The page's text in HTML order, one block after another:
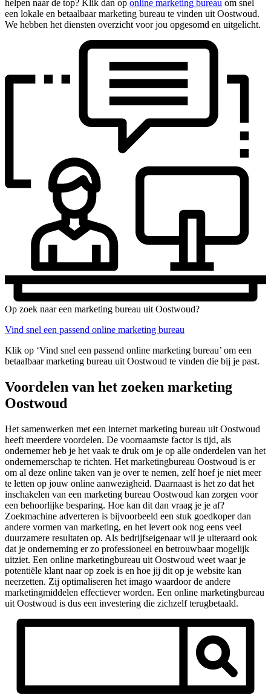
helpen naar de top? Klik dan op online marketing bureau om snel
een lokale en betaalbaar marketing bureau te vinden uit Oostwoud.
We hebben het diensten overzicht voor jou opgesomd en uitgelicht.
Op zoek naar een marketing bureau uit Oostwoud?
Vind snel een passend online marketing bureau
Klik op ‘Vind snel een passend online marketing bureau’ om een
betaalbaar marketing bureau uit Oostwoud te vinden die bij je past.
Voordelen van het zoeken marketing
Oostwoud
Het samenwerken met een internet marketing bureau uit Oostwoud
heeft meerdere voordelen. De voornaamste factor is tijd, als
ondernemer heb je het vaak te druk om je op alle onderdelen van het
ondernemerschap te richten. Het marketingbureau Oostwoud is er
om al deze online taken van je over te nemen, zelf hoef je niet meer
te letten op jouw online aanwezigheid. Daarnaast is het zo dat het
inschakelen van een marketing bureau Oostwoud kan zorgen voor
een behoorlijke besparing. Hoe kan dit dan vraag je je af?
Zoekmachine adverteren is bijvoorbeeld een stuk goedkoper dan
andere vormen van marketing, en het levert ook nog eens veel
duurzamere resultaten op. Als bedrijfseigenaar wil je uiteraard ook
dat je onderneming er zo professioneel en betrouwbaar mogelijk
uitziet. Een online marketingbureau uit Oostwoud weet waar je
potentiële klant naar op zoek is en hoe jij dit op je website kan
neerzetten. Zij optimaliseren het imago waardoor de andere
marketingmiddelen effectiever worden. Een online marketingbureau
uit Oostwoud is dus een investering die zichzelf terugbetaald.